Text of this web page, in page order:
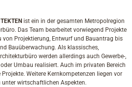
ist ein in der gesamten Metropolregion
Das Team bearbeitet vorwiegend Projekte
von Projektierung, Entwurf und Bauantrag bis
Bauüberwachung. Als klassisches,
werden allerdings auch Gewerbe-,
Umbau realisiert. Auch im privaten Bereich
Weitere Kernkompetenzen liegen vor
wirtschaftlichen Aspekten.